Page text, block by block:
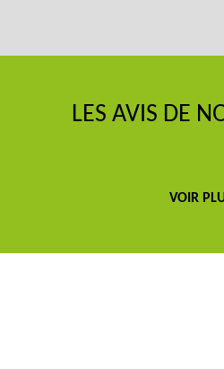
LES AVIS DE
VOIR